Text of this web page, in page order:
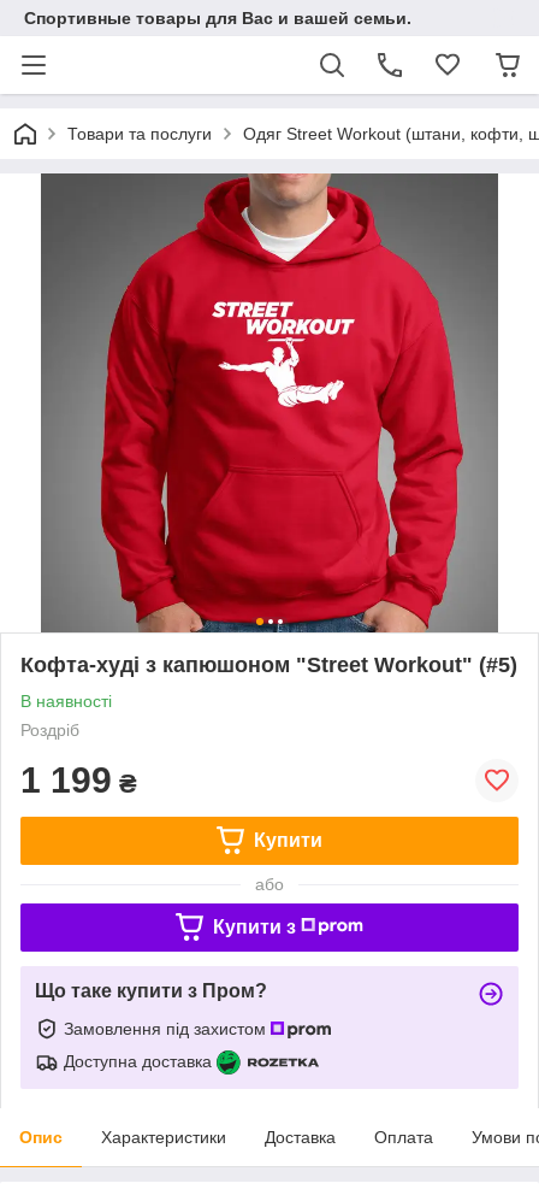
Спортивные товары для Вас и вашей семьи.
Товари та послуги Одяг Street Workout (штани, кофти,
Кофта-худі з капюшоном "Street Workout" (#5)
В наявності
Роздріб
1 199 ₴
Купити
або
Купити з
Що таке купити з Пром?
Замовлення під захистом
Доступна доставка
Опис Характеристики Доставка Оплата Умови